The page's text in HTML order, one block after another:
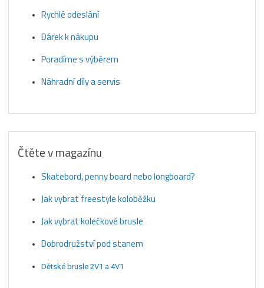
Rychlé odeslání
Dárek k nákupu
Poradíme s výběrem
Náhradní díly a servis
Čtěte v magazínu
Skatebord, penny board nebo longboard?
Jak vybrat freestyle koloběžku
Jak vybrat kolečkové brusle
Dobrodružství pod stanem
Dětské brusle 2V1 a 4V1